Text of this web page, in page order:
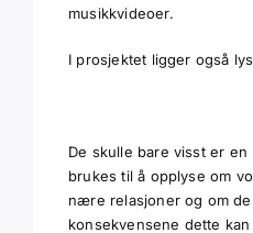
musikkvideoer.
I prosjektet ligger også
De skulle bare visst er
brukes til å opplyse om
nære relasjoner og om de
konsekvensene dette